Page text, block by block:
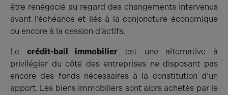
être renégocié au regard des changements intervenus
avant l'échéance et liés à la conjoncture économique
ou encore à la cession d’actifs.
Le crédit-bail immobilier est une alternative à
privilégier du côté des entreprises ne disposant pas
encore des fonds nécessaires à la constitution d’un
apport. Les biens immobiliers sont alors achetés par le